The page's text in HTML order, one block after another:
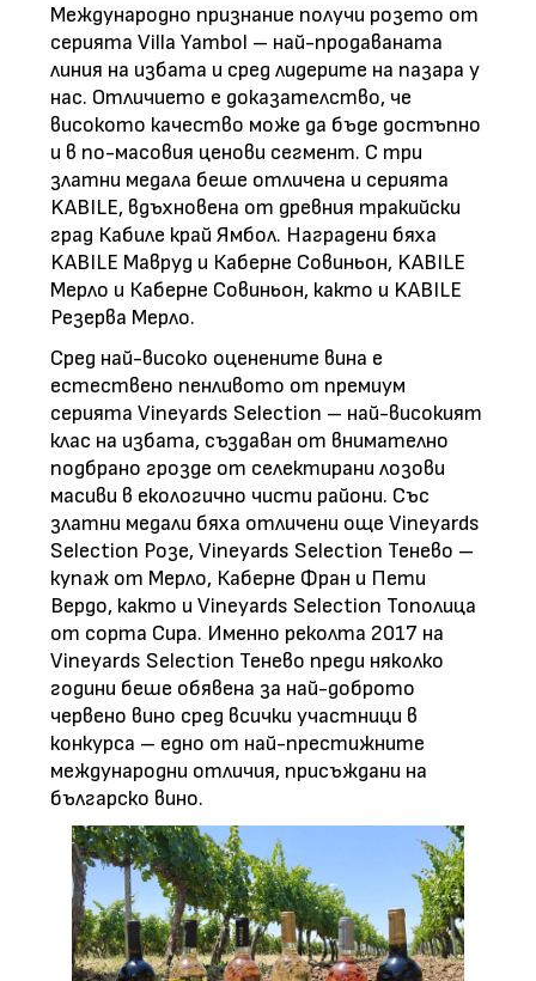
Международно признание получи розето от
серията Villa Yambol – най-продаваната
линия на избата и сред лидерите на пазара у
нас. Отличието е доказателство, че
високото качество може да бъде достъпно
и в по-масовия ценови сегмент. С три
златни медала беше отличена и серията
KABILE, вдъхновена от древния тракийски
град Кабиле край Ямбол. Наградени бяха
KABILE Мавруд и Каберне Совиньон, KABILE
Мерло и Каберне Совиньон, както и KABILE
Резерва Мерло.
Сред най-високо оценените вина е
естествено пенливото oт премиум
серията Vineyards Selection – най-високият
клас на избата, създаван от внимателно
подбрано грозде от селектирани лозови
масиви в екологично чисти райони. Със
златни медали бяха отличени още Vineyards
Selection Розе, Vineyards Selection Тенево –
купаж от Мерло, Каберне Фран и Пети
Вердо, както и Vineyards Selection Тополица
от сорта Сира. Именно реколта 2017 на
Vineyards Selection Тенево преди няколко
години беше обявена за най-доброто
червено вино сред всички участници в
конкурса – едно от най-престижните
международни отличия, присъждани на
българско вино.